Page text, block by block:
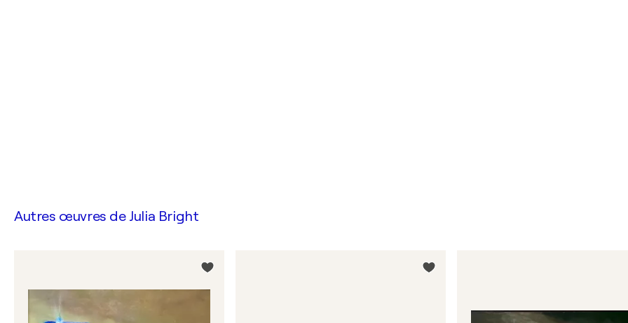
Autres œuvres de Julia Bright